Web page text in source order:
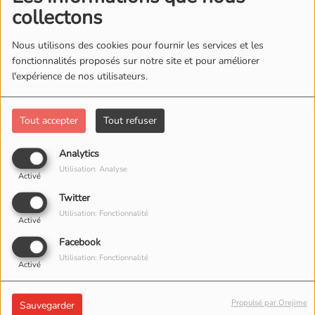
collectons
Nous utilisons des cookies pour fournir les services et les
fonctionnalités proposés sur notre site et pour améliorer
l'expérience de nos utilisateurs.
Tout accepter Tout refuser
Analytics
Activé
Utilisation: Analyse
Twitter
Activé
Utilisation: Fonctionnalité
Facebook
Activé
Utilisation: Fonctionnalité
Sauvegarder Propulsé par Orejime
Manon Lisa
06:28
Flavia Coelho
06:26
Younger you
06:24
Anxiety